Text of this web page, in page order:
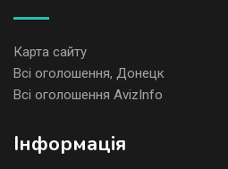
Карта сайту
Всі оголошення, Донецк
Всі оголошення AvizInfo
Iнформація